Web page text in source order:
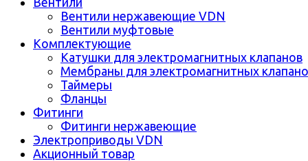
Вентили нержавеющие VDN
Вентили муфтовые
Комплектующие
Катушки для электромагнитных клапанов
Мембраны для электромагнитных
Таймеры
Фланцы
Фитинги
Фитинги нержавеющие
Электроприводы VDN
Акционный товар